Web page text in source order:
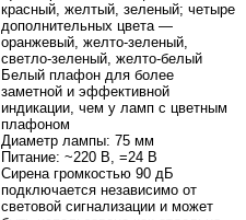
красный, желтый, зеленый; четыре
дополнительных цвета —
оранжевый, желто-зеленый,
светло-зеленый, желто-белый
Белый плафон для более
заметной и эффективной
индикации, чем у ламп с цветным
плафоном
Диаметр лампы: 75 мм
Питание: ~220 В, =24 B
Сирена громкостью 90 дБ
подключается независимо от
световой сигнализации и может